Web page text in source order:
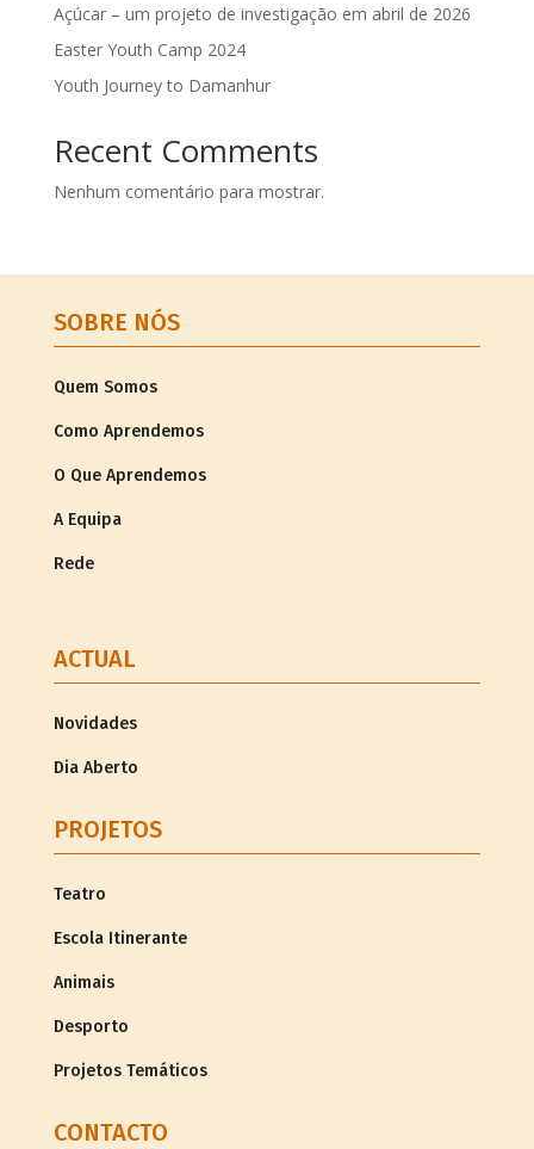
Açúcar – um projeto de investigação em abril de 2026
Easter Youth Camp 2024
Youth Journey to Damanhur
Recent Comments
Nenhum comentário para mostrar.
SOBRE NÓS
Quem Somos
Como Aprendemos
O Que Aprendemos
A Equipa
Rede
ACTUAL
Novidades
Dia Aberto
PROJETOS
Teatro
Escola Itinerante
Animais
Desporto
Projetos Temáticos
CONTACTO